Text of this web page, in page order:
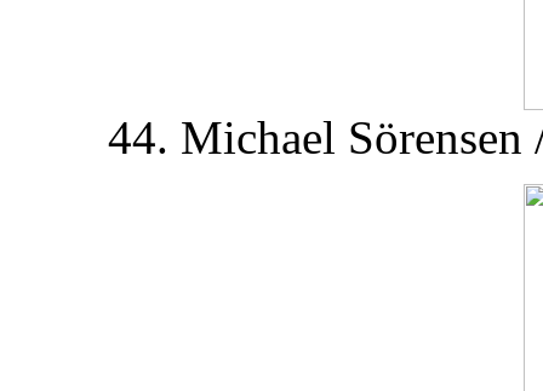
44. Michael